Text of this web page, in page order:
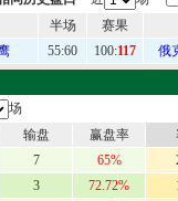
半场
赛果
55:60 100:117
俄
场
输盘 赢盘率
7 65%
3 72.72%